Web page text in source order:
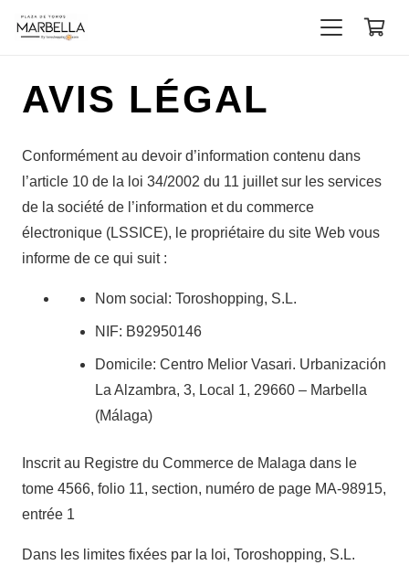
AVIS LÉGAL
Conformément au devoir d’information contenu dans
l’article 10 de la loi 34/2002 du 11 juillet sur les services
de la société de l’information et du commerce
électronique (LSSICE), le propriétaire du site Web vous
informe de ce qui suit :
Nom social: Toroshopping, S.L.
NIF: B92950146
Domicile: Centro Melior Vasari. Urbanización
La Alzambra, 3, Local 1, 29660 – Marbella
(Málaga)
Inscrit au Registre du Commerce de Malaga dans le
tome 4566, folio 11, section, numéro de page MA-98915,
entrée 1
Dans les limites fixées par la loi, Toroshopping, S.L.